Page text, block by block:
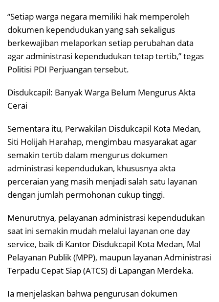
“Setiap warga negara memiliki hak memperoleh
dokumen kependudukan yang sah sekaligus
berkewajiban melaporkan setiap perubahan data
agar administrasi kependudukan tetap tertib,” tegas
Politisi PDI Perjuangan tersebut.
Disdukcapil: Banyak Warga Belum Mengurus Akta
Cerai
Sementara itu, Perwakilan Disdukcapil Kota Medan,
Siti Holijah Harahap, mengimbau masyarakat agar
semakin tertib dalam mengurus dokumen
administrasi kependudukan, khususnya akta
perceraian yang masih menjadi salah satu layanan
dengan jumlah permohonan cukup tinggi.
Menurutnya, pelayanan administrasi kependudukan
saat ini semakin mudah melalui layanan one day
service, baik di Kantor Disdukcapil Kota Medan, Mal
Pelayanan Publik (MPP), maupun layanan Administrasi
Terpadu Cepat Siap (ATCS) di Lapangan Merdeka.
Ia menjelaskan bahwa pengurusan dokumen